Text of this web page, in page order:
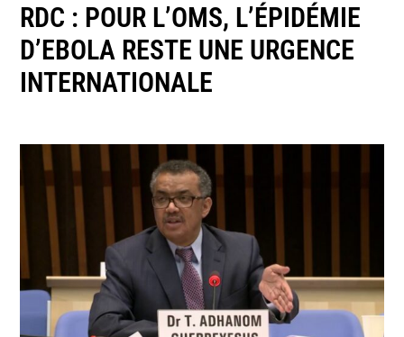
RDC : POUR L’OMS, L’ÉPIDÉMIE
D’EBOLA RESTE UNE URGENCE
INTERNATIONALE